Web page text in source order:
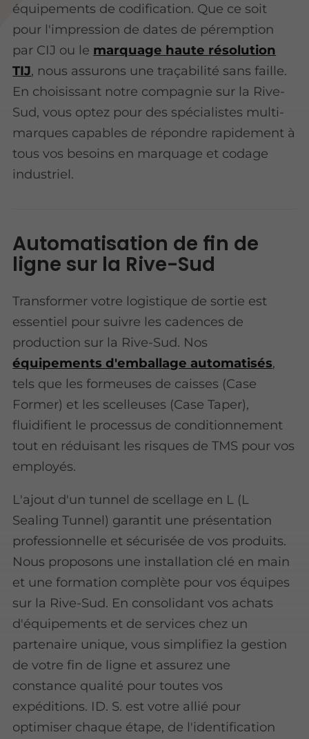
équipements de codification. Que ce soit
pour l'impression de dates de péremption
par CIJ ou le marquage haute résolution
TIJ, nous assurons une traçabilité sans faille.
En choisissant notre compagnie sur la Rive-
Sud, vous optez pour des spécialistes multi-
marques capables de répondre rapidement à
tous vos besoins en marquage et codage
industriel.
Automatisation de fin de
ligne sur la Rive-Sud
Transformer votre logistique de sortie est
essentiel pour suivre les cadences de
production sur la Rive-Sud. Nos
équipements d'emballage automatisés,
tels que les formeuses de caisses (Case
Former) et les scelleuses (Case Taper),
fluidifient le processus de conditionnement
tout en réduisant les risques de TMS pour vos
employés.
L'ajout d'un tunnel de scellage en L (L
Sealing Tunnel) garantit une présentation
professionnelle et sécurisée de vos produits.
Nous proposons une installation clé en main
et une formation complète pour vos équipes
sur la Rive-Sud. En consolidant vos achats
d'équipements et de services chez un
partenaire unique, vous simplifiez la gestion
de votre fin de ligne et assurez une
constance qualité pour toutes vos
expéditions. ID. S. est votre allié pour
optimiser chaque étape, de l'identification